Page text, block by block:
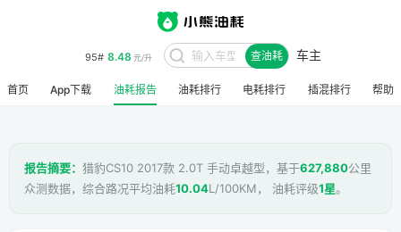
95# 8.48 元/升 查油耗 车主
首页 App下载 油耗报告 油耗排行 电耗排行 插混排行 帮助
报告摘要： 猎豹CS10 2017款 2.0T 手动卓越型，基于627,880公里
众测数据，综合路况平均油耗10.04L/100KM， 油耗评级1星。